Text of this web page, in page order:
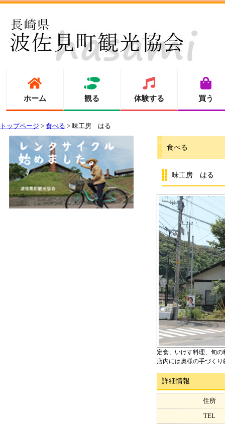
ホーム 観る 体験する 買う
トップページ > 食べる > 味工房 はる
食べる
味工房 はる
定食、いけす料理、旬
店内には奥様の手づく
詳細情報
住所
TEL